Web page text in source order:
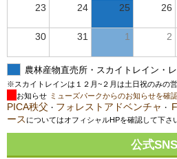
23 24 25 26
30 31 1 2
農林産物直売所・スカイトレイン・
※スカイトレインは１２月~２月は土日祝のみの営
お知らせ ミューズパークからのお知らせを確
PICA秩父 ・ フォレストアドベンチャ ・
ース についてはオフィシャルHPを確認して下さ
公式SNS